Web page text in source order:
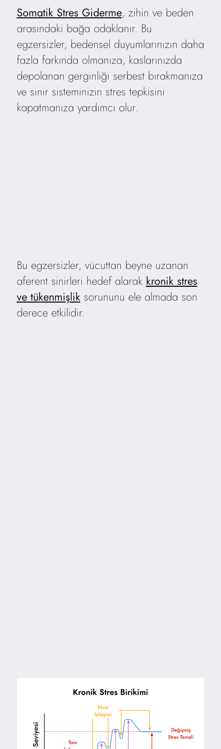
Somatik Stres Giderme, zihin ve beden
arasındaki bağa odaklanır. Bu
egzersizler, bedensel duyumlarınızın daha
fazla farkında olmanıza, kaslarınızda
depolanan gerginliği serbest bırakmanıza
ve sinir sisteminizin stres tepkisini
kapatmanıza yardımcı olur.
Bu egzersizler, vücuttan beyne uzanan
aferent sinirleri hedef alarak kronik stres
ve tükenmişliksorununu ele almada son
derece etkilidir.